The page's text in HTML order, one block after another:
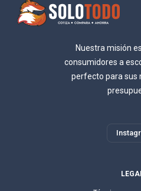
Nuestra misión
consumidores a
perfecto para sus